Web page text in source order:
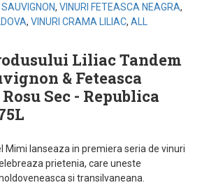
, VINURI FETEASCA NEAGRA,
, VINURI CRAMA LILIAC, ALL
Liliac Tandem
& Feteasca
Sec - Republica
Mimi lanseaza in premiera seria de vinuri
prietenia, care uneste
si transilvaneana.